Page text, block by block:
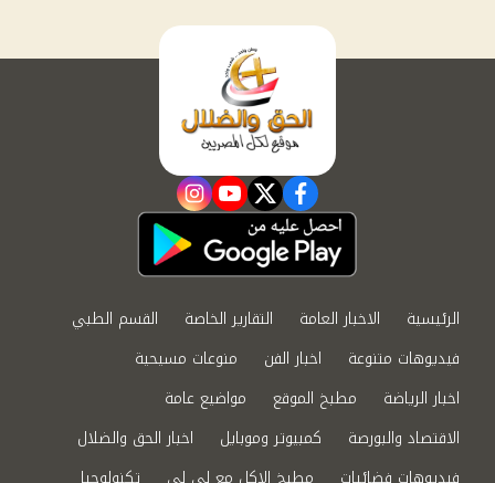
facebook
twitter
youtube
instagram
الرئيسية الاخبار العامة التقارير الخاصة
القسم الطبي
فيديوهات متنوعة
اخبار الفن
منوعات مسيحية
اخبار الرياضة
مطبخ الموقع
مواضيع عامة
الاقتصاد والبورصة
كمبيوتر وموبايل
اخبار الحق والضلال